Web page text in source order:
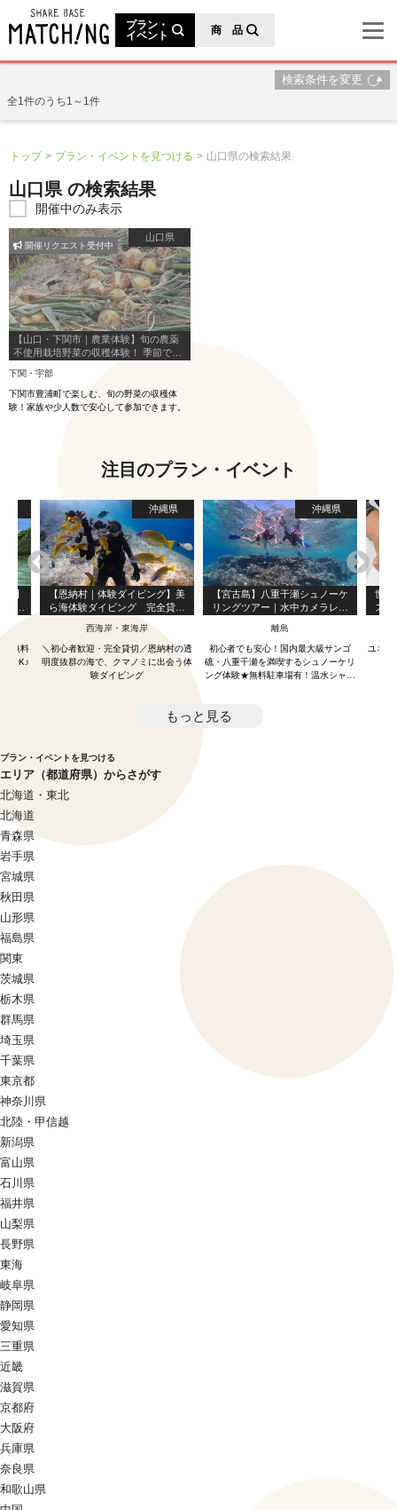
プラン・
イベント
商 品
検索条件を変更
全1件のうち1～1件
トップ プラン・イベントを見つける 山口県の検索結果
山口県 の検索結果
開催中のみ表示
山口県
【山口・下関市｜農業体験】旬の農薬
不使用栽培野菜の収穫体験！ 季節で異
よう！
下関・宇部
下関市豊浦町で楽しむ、旬の野菜の収穫体
験！家族や少人数で安心して参加できます。
開催リクエスト受付中
注目のプラン・イベント
ング
デ
無料
湾
無料
もOK♪
沖縄県
【恩納村｜体験ダイビング】美
ら海体験ダイビング 完全貸切
ガイドで初心者も安心｜クマノ
ミパラダイス＆写真無料
西海岸・東海岸
＼初心者歓迎・完全貸切／恩納村の透
明度抜群の海で、クマノミに出会う体
験ダイビング
沖縄県
【宮古島】八重干瀬シュノーケ
リングツアー｜水中カメラレン
ト（２～３ポイント案内）
離島
初心者でも安心！国内最大級サンゴ
礁・八重干瀬を満喫するシュノーケリ
ング体験★無料駐車場有！温水シャワ
世界
スコ
ユネス
もっと見る
プラン・イベントを見つける
エリア（都道府県）からさがす
北海道・東北
北海道
青森県
岩手県
宮城県
秋田県
山形県
福島県
関東
茨城県
栃木県
群馬県
埼玉県
千葉県
東京都
神奈川県
北陸・甲信越
新潟県
富山県
石川県
福井県
山梨県
長野県
東海
岐阜県
静岡県
愛知県
三重県
近畿
滋賀県
京都府
大阪府
兵庫県
奈良県
和歌山県